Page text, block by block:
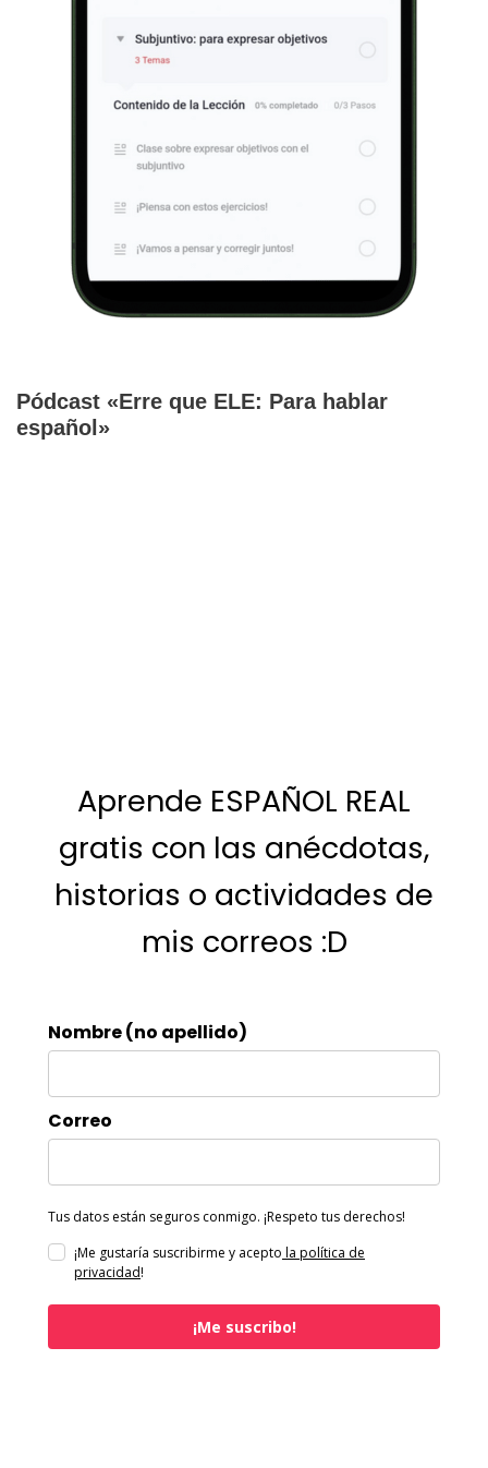
Pódcast «Erre que ELE: Para hablar
español»
Aprende ESPAÑOL REAL
gratis con las anécdotas,
historias o actividades de
mis correos :D
Nombre (no apellido)
Correo
Tus datos están seguros conmigo. ¡Respeto tus derechos!
¡Me gustaría suscribirme y acepto la política de
privacidad!
¡Me suscribo!